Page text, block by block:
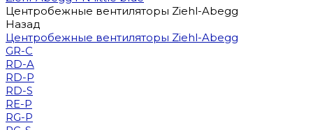
Центробежные вентиляторы Ziehl-Abegg
Назад
Центробежные вентиляторы Ziehl-Abegg
GR-C
RD-A
RD-P
RD-S
RE-P
RG-P